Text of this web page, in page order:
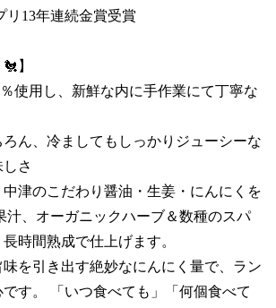
13年連続金賞受賞
】
使用し、新鮮な内に手作業にて丁寧な
ん、冷ましてもしっかりジューシーな
さ
津のこだわり醤油・生姜・にんにくを
汁、オーガニックハーブ＆数種のスパ
時間熟成で仕上げます。
を引き出す絶妙なにんにく量で、ラン
す。 「いつ食べても」「何個食べて